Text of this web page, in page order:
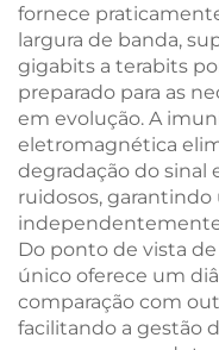
fornece
largura de banda,
gigabits a terabits
preparado para as
em evolução. A
eletromagnética
degradação do
ruidosos,
Do ponto de vista
único oferece um
comparação com
facilitando a gestão